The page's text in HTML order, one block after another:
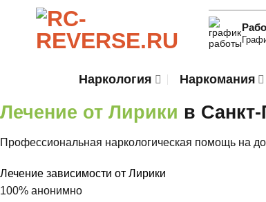
Наркология Наркомания
Лечение от Лирики в Санкт-
Профессиональная наркологическая помощь на
Лечение зависимости от Лирики
100% анонимно